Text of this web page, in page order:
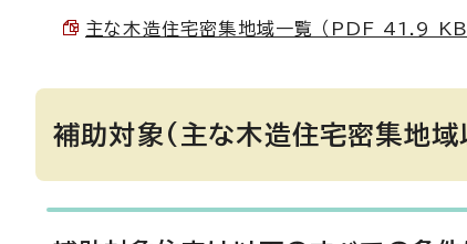
主な木造住宅密集地域一覧 （PDF 41.9 KB
補助対象(主な木造住宅密集地域